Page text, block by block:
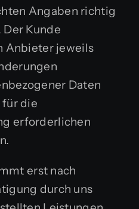
Angaben richtig
Kunde
Anbieter jeweils
Daten
für die
erforderlichen
erst nach
durch uns